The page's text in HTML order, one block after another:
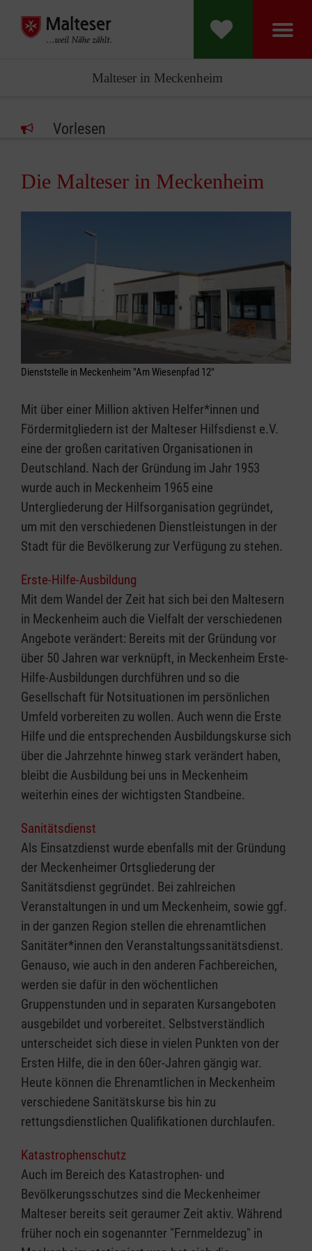
Malteser in Meckenheim
Vorlesen
Die Malteser in Meckenheim
Dienststelle in Meckenheim "Am Wiesenpfad 12"
Mit über einer Million aktiven Helfer*innen und
Fördermitgliedern ist der Malteser Hilfsdienst e.V.
eine der großen caritativen Organisationen in
Deutschland. Nach der Gründung im Jahr 1953
wurde auch in Meckenheim 1965 eine
Untergliederung der Hilfsorganisation gegründet,
um mit den verschiedenen Dienstleistungen in der
Stadt für die Bevölkerung zur Verfügung zu stehen.
Erste-Hilfe-Ausbildung
Mit dem Wandel der Zeit hat sich bei den Maltesern
in Meckenheim auch die Vielfalt der verschiedenen
Angebote verändert: Bereits mit der Gründung vor
über 50 Jahren war verknüpft, in Meckenheim Erste-
Hilfe-Ausbildungen durchführen und so die
Gesellschaft für Notsituationen im persönlichen
Umfeld vorbereiten zu wollen. Auch wenn die Erste
Hilfe und die entsprechenden Ausbildungskurse sich
über die Jahrzehnte hinweg stark verändert haben,
bleibt die Ausbildung bei uns in Meckenheim
weiterhin eines der wichtigsten Standbeine.
Sanitätsdienst
Als Einsatzdienst wurde ebenfalls mit der Gründung
der Meckenheimer Ortsgliederung der
Sanitätsdienst gegründet. Bei zahlreichen
Veranstaltungen in und um Meckenheim, sowie ggf.
in der ganzen Region stellen die ehrenamtlichen
Sanitäter*innen den Veranstaltungssanitätsdienst.
Genauso, wie auch in den anderen Fachbereichen,
werden sie dafür in den wöchentlichen
Gruppenstunden und in separaten Kursangeboten
ausgebildet und vorbereitet. Selbstverständlich
unterscheidet sich diese in vielen Punkten von der
Ersten Hilfe, die in den 60er-Jahren gängig war.
Heute können die Ehrenamtlichen in Meckenheim
verschiedene Sanitätskurse bis hin zu
rettungsdienstlichen Qualifikationen durchlaufen.
Katastrophenschutz
Auch im Bereich des Katastrophen- und
Bevölkerungsschutzes sind die Meckenheimer
Malteser bereits seit geraumer Zeit aktiv. Während
früher noch ein sogenannter "Fernmeldezug" in